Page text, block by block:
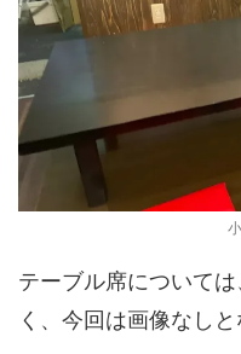
テーブル席について
く、今回は画像なしと